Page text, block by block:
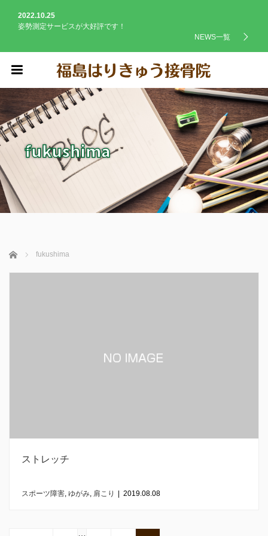
2022.10.25
姿勢測定サービスが大好評です！
NEWS一覧
fukushima
ホーム fukushima
ストレッチ
スポーツ障害 ゆがみ 肩こり | 2019.08.08